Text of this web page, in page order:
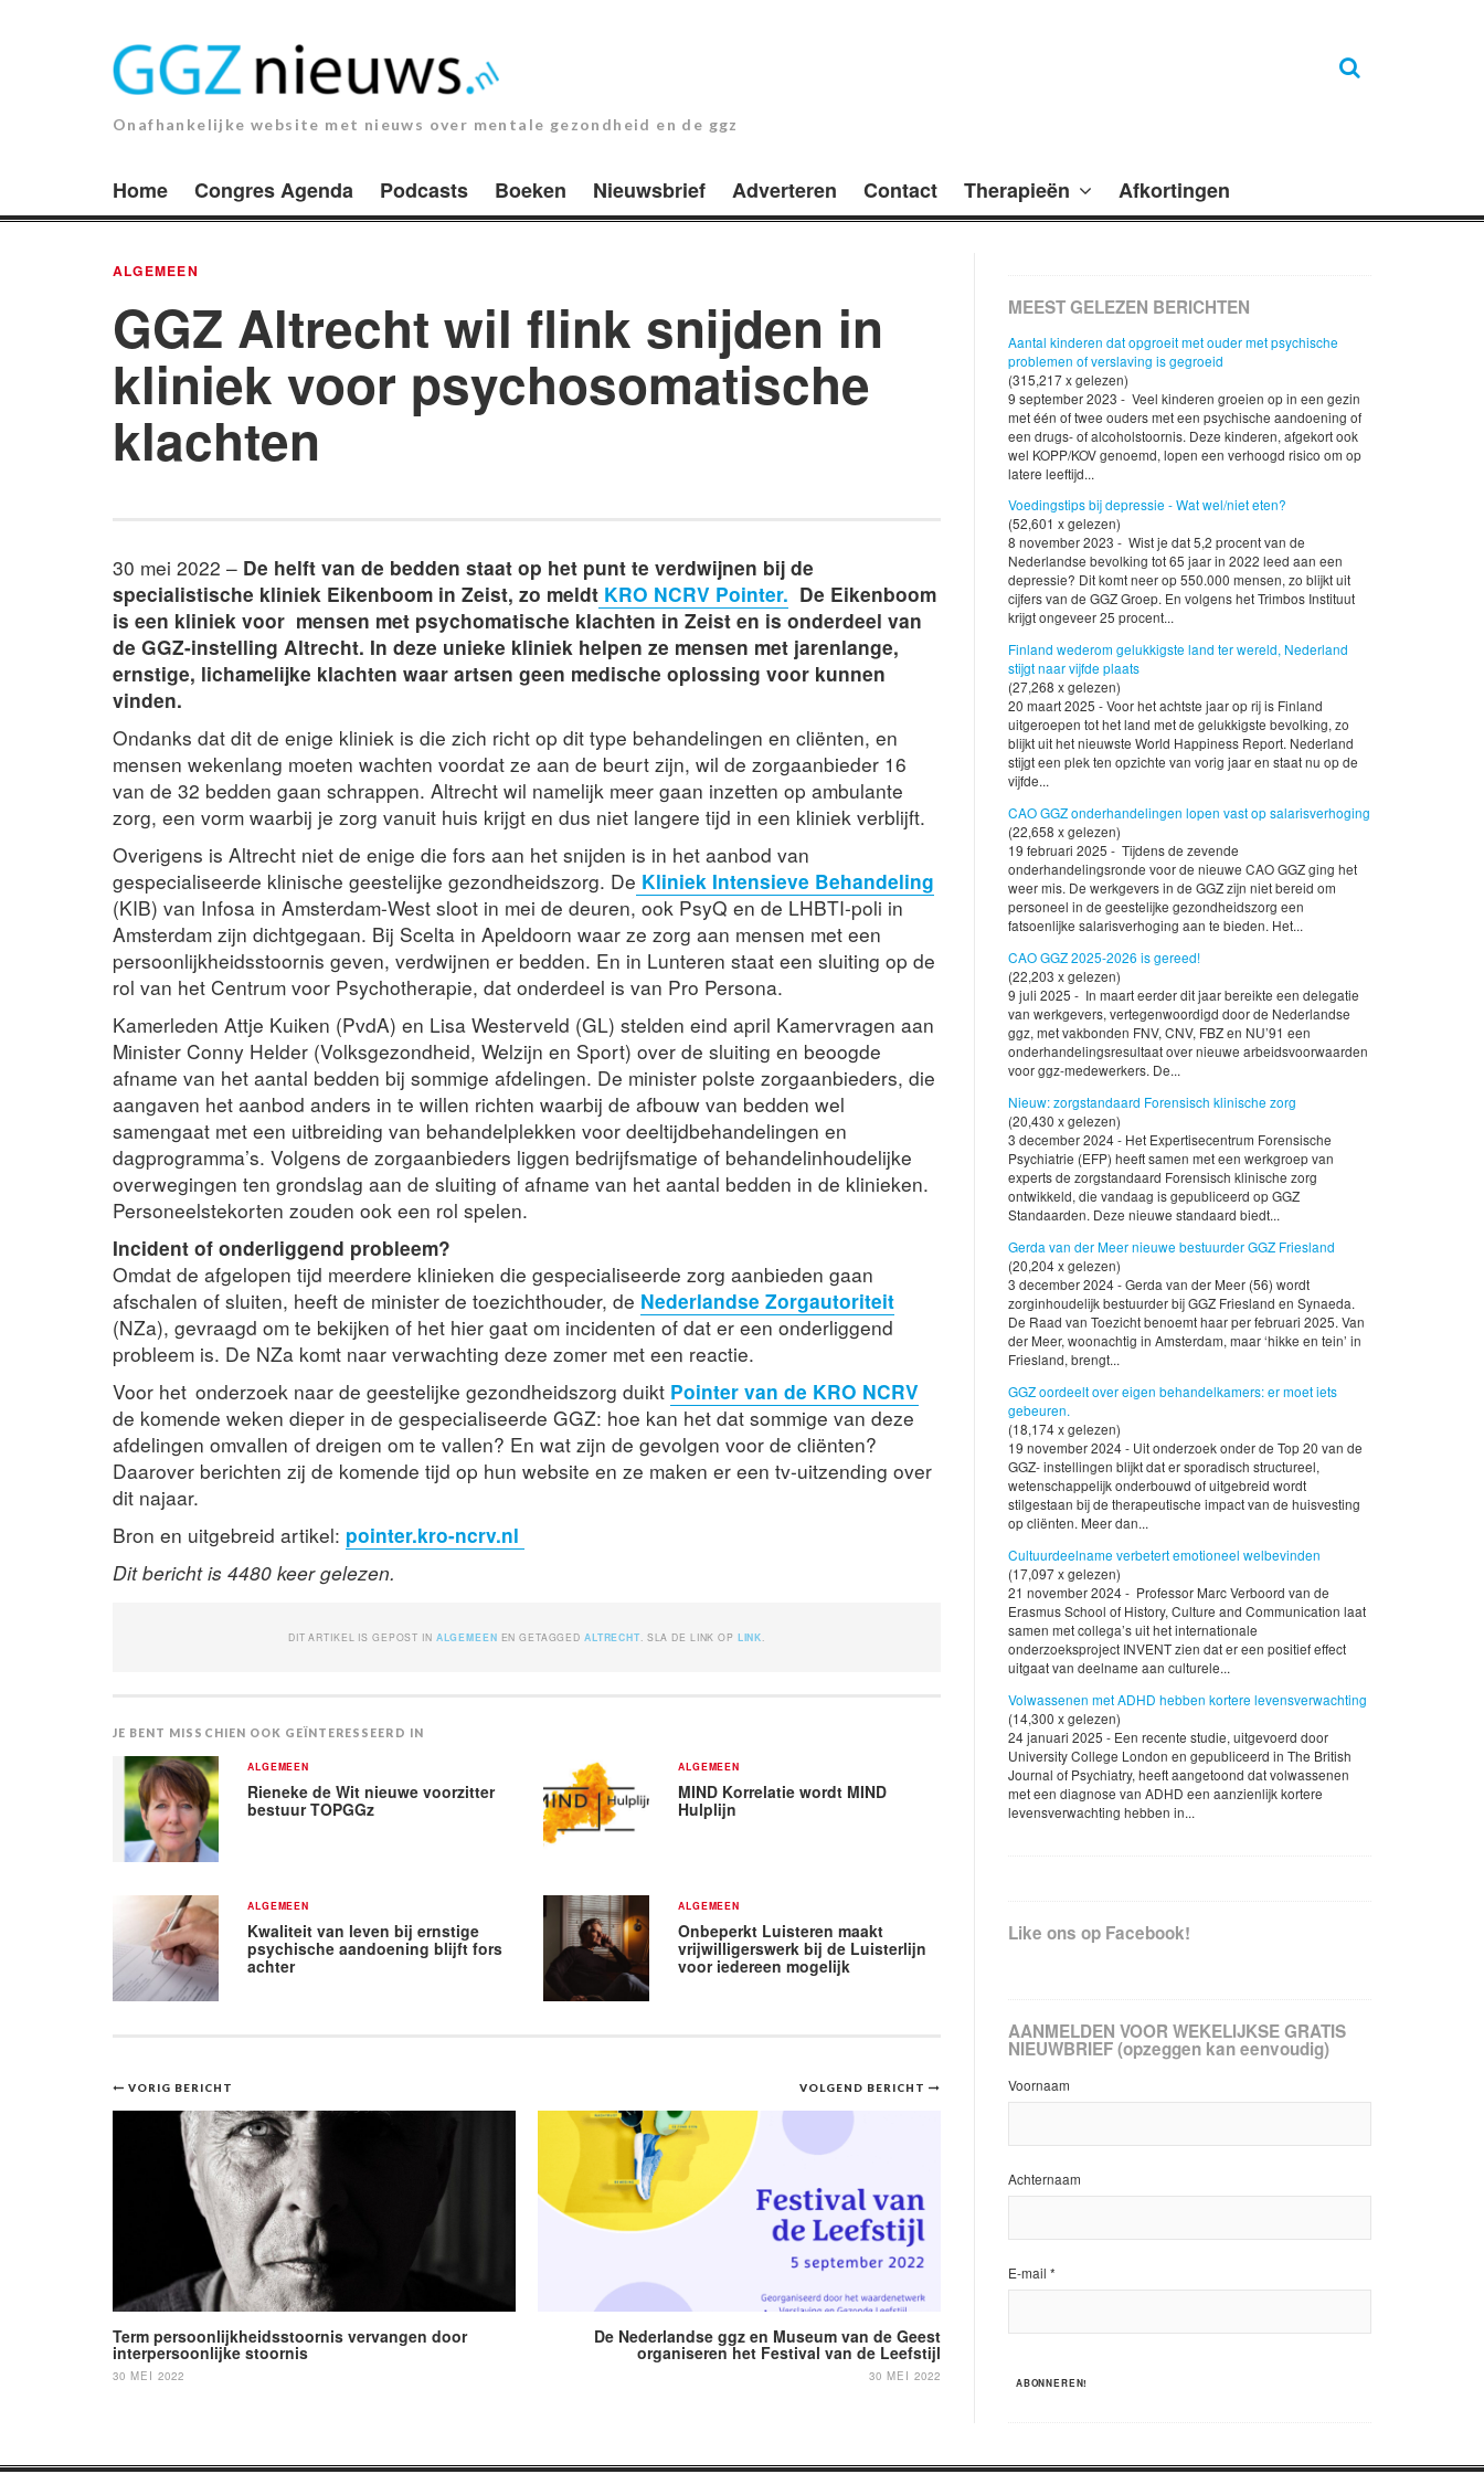
Onafhankelijke website met nieuws over mentale gezondheid en de ggz
Home Congres Agenda Podcasts Boeken Nieuwsbrief Adverteren Contact Therapieën Afkortingen
ALGEMEEN
GGZ Altrecht wil flink snijden in
kliniek voor psychosomatische
klachten
30 mei 2022 – De helft van de bedden staat op het punt te verdwijnen bij de
specialistische kliniek Eikenboom in Zeist, zo meldt KRO NCRV Pointer. De Eikenboom
is een kliniek voor mensen met psychomatische klachten in Zeist en is onderdeel van
de GGZ-instelling Altrecht. In deze unieke kliniek helpen ze mensen met jarenlange,
ernstige, lichamelijke klachten waar artsen geen medische oplossing voor kunnen
vinden.
Ondanks dat dit de enige kliniek is die zich richt op dit type behandelingen en cliënten, en
mensen wekenlang moeten wachten voordat ze aan de beurt zijn, wil de zorgaanbieder 16
van de 32 bedden gaan schrappen. Altrecht wil namelijk meer gaan inzetten op ambulante
zorg, een vorm waarbij je zorg vanuit huis krijgt en dus niet langere tijd in een kliniek verblijft.
Overigens is Altrecht niet de enige die fors aan het snijden is in het aanbod van
gespecialiseerde klinische geestelijke gezondheidszorg. De Kliniek Intensieve Behandeling
(KIB) van Infosa in Amsterdam-West sloot in mei de deuren, ook PsyQ en de LHBTI-poli in
Amsterdam zijn dichtgegaan. Bij Scelta in Apeldoorn waar ze zorg aan mensen met een
persoonlijkheidsstoornis geven, verdwijnen er bedden. En in Lunteren staat een sluiting op de
rol van het Centrum voor Psychotherapie, dat onderdeel is van Pro Persona.
Kamerleden Attje Kuiken (PvdA) en Lisa Westerveld (GL) stelden eind april Kamervragen aan
Minister Conny Helder (Volksgezondheid, Welzijn en Sport) over de sluiting en beoogde
afname van het aantal bedden bij sommige afdelingen. De minister polste zorgaanbieders, die
aangaven het aanbod anders in te willen richten waarbij de afbouw van bedden wel
samengaat met een uitbreiding van behandelplekken voor deeltijdbehandelingen en
dagprogramma’s. Volgens de zorgaanbieders liggen bedrijfsmatige of behandelinhoudelijke
overwegingen ten grondslag aan de sluiting of afname van het aantal bedden in de klinieken.
Personeelstekorten zouden ook een rol spelen.
Incident of onderliggend probleem?
Omdat de afgelopen tijd meerdere klinieken die gespecialiseerde zorg aanbieden gaan
afschalen of sluiten, heeft de minister de toezichthouder, de Nederlandse Zorgautoriteit
(NZa), gevraagd om te bekijken of het hier gaat om incidenten of dat er een onderliggend
probleem is. De NZa komt naar verwachting deze zomer met een reactie.
Voor het onderzoek naar de geestelijke gezondheidszorg duikt Pointer van de KRO NCRV
de komende weken dieper in de gespecialiseerde GGZ: hoe kan het dat sommige van deze
afdelingen omvallen of dreigen om te vallen? En wat zijn de gevolgen voor de cliënten?
Daarover berichten zij de komende tijd op hun website en ze maken er een tv-uitzending over
dit najaar.
Bron en uitgebreid artikel: pointer.kro-ncrv.nl
Dit bericht is 4480 keer gelezen.
DIT ARTIKEL IS GEPOST IN ALGEMEEN EN GETAGGED ALTRECHT . SLA DE LINK OP LINK
JE BENT MISSCHIEN OOK GEÏNTERESSEERD IN
ALGEMEEN
Rieneke de Wit nieuwe voorzitter
bestuur TOPGGz
ALGEMEEN
MIND Korrelatie wordt MIND
Hulplijn
ALGEMEEN
Kwaliteit van leven bij ernstige
psychische aandoening blijft fors
achter
ALGEMEEN
Onbeperkt Luisteren maakt
vrijwilligerswerk bij de Luisterlijn
voor iedereen mogelijk
Bericht
navigatie
VOLGEND BERICHT
De Nederlandse ggz en Museum van de Geest
organiseren het Festival van de Leefstijl
30 MEI 2022
VORIG BERICHT
Term persoonlijkheidsstoornis vervangen door
interpersoonlijke stoornis
30 MEI 2022
MEEST GELEZEN BERICHTEN
Aantal kinderen dat opgroeit met ouder met psychische
problemen of verslaving is gegroeid
(315,217 x gelezen)
9 september 2023 - Veel kinderen groeien op in een gezin
met één of twee ouders met een psychische aandoening of
een drugs- of alcoholstoornis. Deze kinderen, afgekort ook
wel KOPP/KOV genoemd, lopen een verhoogd risico om op
latere leeftijd...
Voedingstips bij depressie - Wat wel/niet eten?
(52,601 x gelezen)
8 november 2023 - Wist je dat 5,2 procent van de
Nederlandse bevolking tot 65 jaar in 2022 leed aan een
depressie? Dit komt neer op 550.000 mensen, zo blijkt uit
cijfers van de GGZ Groep. En volgens het Trimbos Instituut
krijgt ongeveer 25 procent...
Finland wederom gelukkigste land ter wereld, Nederland
stijgt naar vijfde plaats
(27,268 x gelezen)
20 maart 2025 - Voor het achtste jaar op rij is Finland
uitgeroepen tot het land met de gelukkigste bevolking, zo
blijkt uit het nieuwste World Happiness Report. Nederland
stijgt een plek ten opzichte van vorig jaar en staat nu op de
vijfde...
CAO GGZ onderhandelingen lopen vast op salarisverhoging
(22,658 x gelezen)
19 februari 2025 - Tijdens de zevende
onderhandelingsronde voor de nieuwe CAO GGZ ging het
weer mis. De werkgevers in de GGZ zijn niet bereid om
personeel in de geestelijke gezondheidszorg een
fatsoenlijke salarisverhoging aan te bieden. Het...
CAO GGZ 2025-2026 is gereed!
(22,203 x gelezen)
9 juli 2025 - In maart eerder dit jaar bereikte een delegatie
van werkgevers, vertegenwoordigd door de Nederlandse
ggz, met vakbonden FNV, CNV, FBZ en NU’91 een
onderhandelingsresultaat over nieuwe arbeidsvoorwaarden
voor ggz-medewerkers. De...
Nieuw: zorgstandaard Forensisch klinische zorg
(20,430 x gelezen)
3 december 2024 - Het Expertisecentrum Forensische
Psychiatrie (EFP) heeft samen met een werkgroep van
experts de zorgstandaard Forensisch klinische zorg
ontwikkeld, die vandaag is gepubliceerd op GGZ
Standaarden. Deze nieuwe standaard biedt...
Gerda van der Meer nieuwe bestuurder GGZ Friesland
(20,204 x gelezen)
3 december 2024 - Gerda van der Meer (56) wordt
zorginhoudelijk bestuurder bij GGZ Friesland en Synaeda.
De Raad van Toezicht benoemt haar per februari 2025. Van
der Meer, woonachtig in Amsterdam, maar ‘hikke en tein’ in
Friesland, brengt...
GGZ oordeelt over eigen behandelkamers: er moet iets
gebeuren.
(18,174 x gelezen)
19 november 2024 - Uit onderzoek onder de Top 20 van de
GGZ- instellingen blijkt dat er sporadisch structureel,
wetenschappelijk onderbouwd of uitgebreid wordt
stilgestaan bij de therapeutische impact van de huisvesting
op cliënten. Meer dan...
Cultuurdeelname verbetert emotioneel welbevinden
(17,097 x gelezen)
21 november 2024 - Professor Marc Verboord van de
Erasmus School of History, Culture and Communication laat
samen met collega’s uit het internationale
onderzoeksproject INVENT zien dat er een positief effect
uitgaat van deelname aan culturele...
Volwassenen met ADHD hebben kortere levensverwachting
(14,300 x gelezen)
24 januari 2025 - Een recente studie, uitgevoerd door
University College London en gepubliceerd in The British
Journal of Psychiatry, heeft aangetoond dat volwassenen
met een diagnose van ADHD een aanzienlijk kortere
levensverwachting hebben in...
Like ons op Facebook!
AANMELDEN VOOR WEKELIJKSE GRATIS
NIEUWBRIEF (opzeggen kan eenvoudig)
Voornaam
Achternaam
E-mail *